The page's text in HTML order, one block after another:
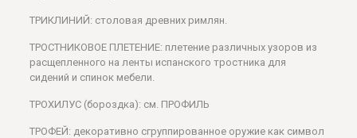
ТРИКЛИНИЙ: столовая древних римлян.
ТРОСТНИКОВОЕ ПЛЕТЕНИЕ: плетение различных узоров из
расщепленного на ленты испанского тростника для
сидений и спинок мебели.
ТРОХИЛУС (бороздка): см. ПРОФИЛЬ
ТРОФЕЙ: декоративно сгруппированное оружие как символ